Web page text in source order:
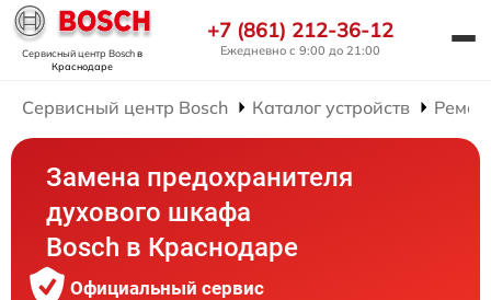
Сервисный центр Boschв
Краснодаре
+7 (861) 212-36-12
Ежедневно с 9:00 до 21:00
Сервисный центр Bosch Каталог устройств
Замена предохранителя
духового шкафа
Bosch в Краснодаре
Официальный сервис